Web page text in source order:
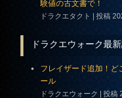
験値の古文書で！
ドラクエタクト 投稿
ドラクエウォーク最
フレイザード追加！ど
ール
ドラクエウォーク 投稿